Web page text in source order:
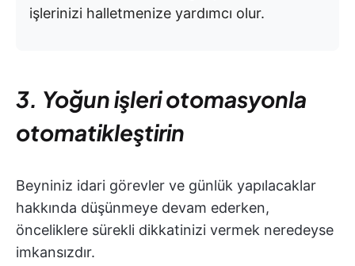
işlerinizi halletmenize yardımcı olur.
3. Yoğun işleri otomasyonla
otomatikleştirin
Beyniniz idari görevler ve günlük yapılacaklar
hakkında düşünmeye devam ederken,
önceliklere sürekli dikkatinizi vermek neredeyse
imkansızdır.